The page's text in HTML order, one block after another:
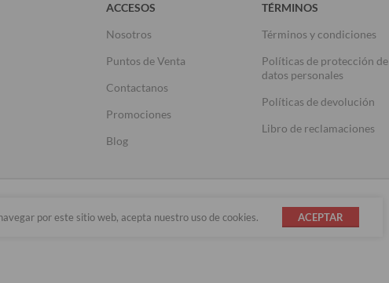
ACCESOS
Nosotros
Puntos de Venta
Contactanos
Promociones
Blog
TÉRMINOS
Términos y condiciones
Políticas de protección de
datos personales
Políticas de devolución
Libro de reclamaciones
por este sitio web, acepta nuestro uso de cookies. ACEPTAR